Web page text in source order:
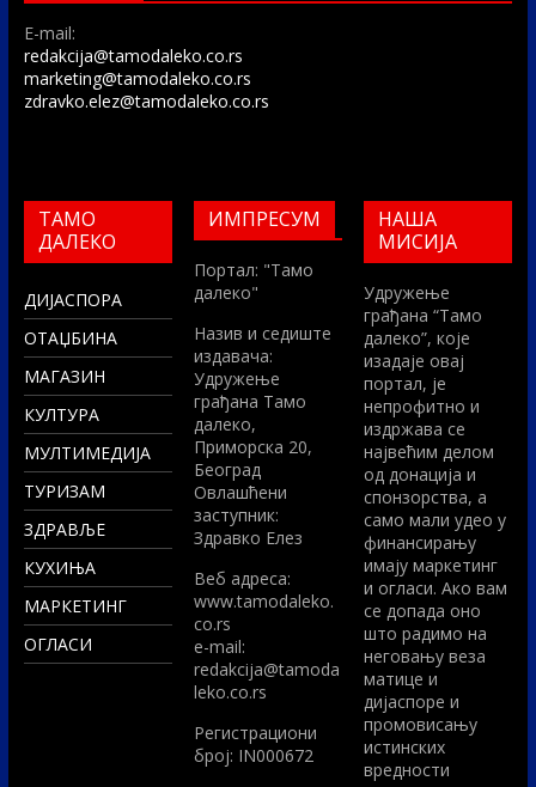
E-mail:
redakcija@tamodaleko.co.rs
marketing@tamodaleko.co.rs
zdravko.elez@tamodaleko.co.rs
ТАМО
ДАЛЕКО
ДИЈАСПОРА
ОТАЏБИНА
МАГАЗИН
КУЛТУРА
МУЛТИМЕДИЈА
ТУРИЗАМ
ЗДРАВЉЕ
КУХИЊА
МАРКЕТИНГ
ОГЛАСИ
ИМПРЕСУМ
Портал: "Тамо
далеко"
Назив и седиште
издавача:
Удружење
грађана Тамо
далеко,
Приморска 20,
Београд
Овлашћени
заступник:
Здравко Елез
Вeб адреса:
www.tamodaleko.
co.rs
e-mail:
redakcija@tamoda
leko.co.rs
Регистрациони
број: IN000672
НАША
МИСИЈА
Удружење
грађана “Тамо
далеко”, које
изадаје овај
портал, је
непрофитно и
издржава се
највећим делом
од донација и
спонзорства, а
само мали удео у
финансирању
имају маркетинг
и огласи. Ако вам
се допада оно
што радимо на
неговању веза
матице и
дијаспоре и
промовисању
истинских
вредности